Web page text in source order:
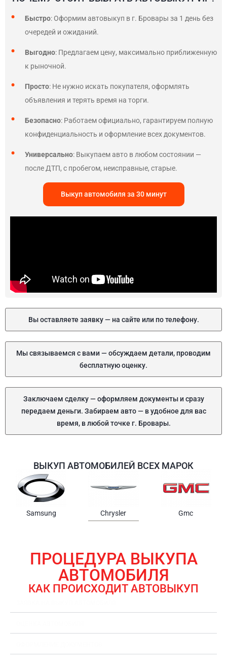
Быстро: Оформим автовыкуп в г. Бровары за 1 день без
очередей и ожиданий.
Выгодно: Предлагаем цену, максимально приближенную
к рыночной.
Просто: Не нужно искать покупателя, оформлять
объявления и терять время на торги.
Безопасно: Работаем официально, гарантируем полную
конфиденциальность и оформление всех документов.
Универсально: Выкупаем авто в любом состоянии —
после ДТП, с пробегом, неисправные, старые.
Выкуп автомобиля за 30 минут
Вы оставляете заявку — на сайте или по телефону.
Мы связываемся с вами — обсуждаем детали, проводим
бесплатную оценку.
Заключаем сделку — оформляем документы и сразу
передаем деньги. Забираем авто — в удобное для вас
время, в любой точке г. Бровары.
ВЫКУП АВТОМОБИЛЕЙ ВСЕХ МАРОК
Samsung Chrysler Gmc
ПРОЦЕДУРА ВЫКУПА
АВТОМОБИЛЯ
КАК ПРОИСХОДИТ АВТОВЫКУП